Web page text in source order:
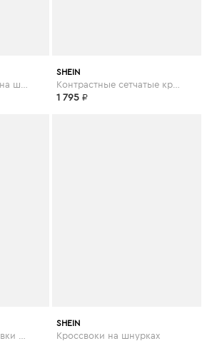
SHEIN
Контрастные сетчатые кроссовки на шнурках
1 795 ₽
SHEIN
Кроссвоки на шнурках